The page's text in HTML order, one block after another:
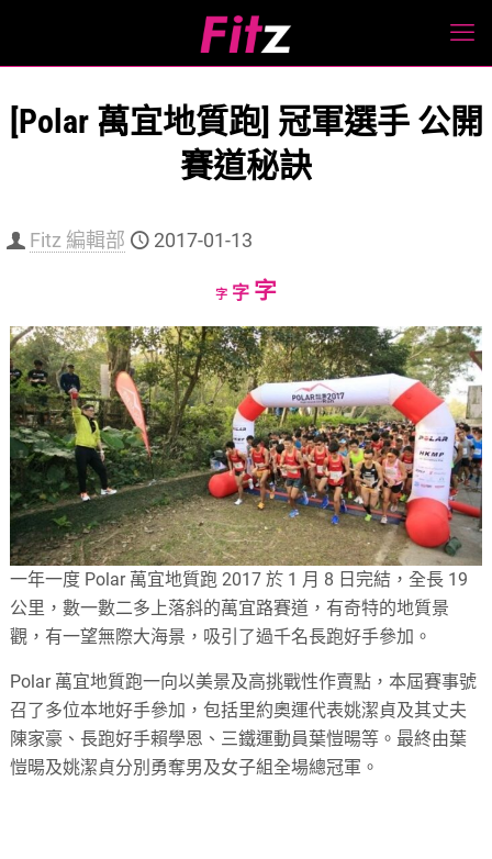
[Polar 萬宜地質跑] 冠軍選手 公開
賽道秘訣
Fitz 編輯部 2017-01-13
字Decrease
size.
字Reset
size.
字Increase
size.
一年一度 Polar 萬宜地質跑 2017 於 1 月 8 日完結，全長 19
公里，數一數二多上落斜的萬宜路賽道，有奇特的地質景
觀，有一望無際大海景，吸引了過千名長跑好手參加。
Polar 萬宜地質跑一向以美景及高挑戰性作賣點，本屆賽事號
召了多位本地好手參加，包括里約奧運代表姚潔貞及其丈夫
陳家豪、長跑好手賴學恩、三鐵運動員葉愷暘等。最終由葉
愷暘及姚潔貞分別勇奪男及女子組全場總冠軍。